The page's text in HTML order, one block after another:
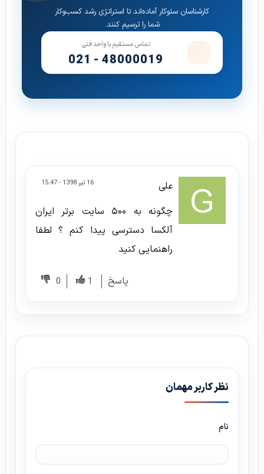
کارشناسان سئوکار آماده‌اند تا استراتژی رشد کسب‌وکار
شما را ترسیم کنند.
تماس مستقیم با واحد فنی
021 - 48000019
16 تیر 1398 - 15:47
علی
چگونه به ۵۰۰ سایت برتر ایران
آلکسا دسترسی پیدا کنم ؟ لطفا
راهنمایی کنید
پاسخ 1
0
نظر کاربر مهمان
نام